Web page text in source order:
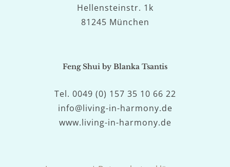
Hellensteinstr. 1k
81245 München
Feng Shui by Blanka Tsantis
Tel. 0049 (0) 157 35 10 66 22
info@living-in-harmony.de
www.living-in-harmony.de